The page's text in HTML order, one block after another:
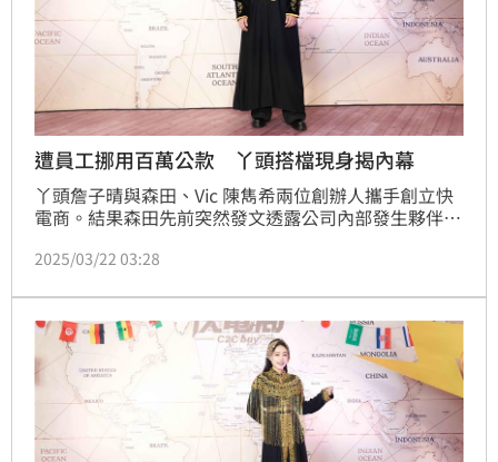
遭員工挪用百萬公款 丫頭搭檔現身揭內幕
丫頭詹子晴與森田、Vic 陳雋希兩位創辦人攜手創立快
電商。結果森田先前突然發文透露公司內部發生夥伴挪
輕人機會，也希望可以大事化小小事化無，所以把消息
快電商第四屆快電獎活動也回應了。蔡維歆
2025/03/22 03:28